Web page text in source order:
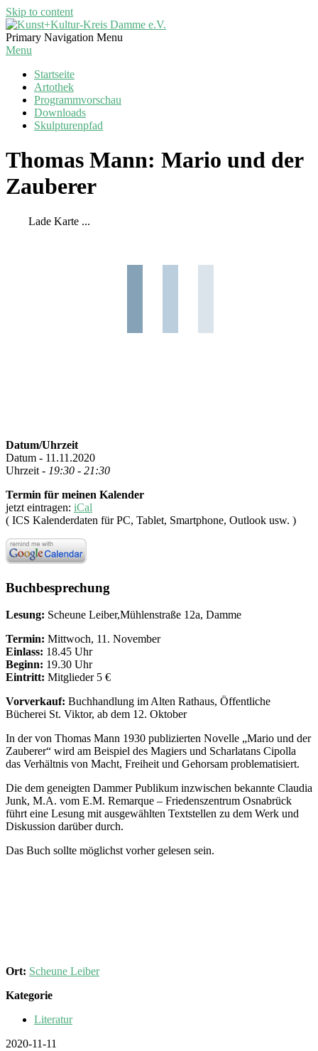
Skip to content
Kunst+Kultur-
Kreis
Primary Navigation Menu
Menu
Startseite
Artothek
Programmvorschau
Downloads
Skulpturenpfad
Thomas Mann: Mario und der
Zauberer
Lade Karte ...
Datum/Uhrzeit
Datum - 11.11.2020
Uhrzeit - 19:30 - 21:30
Termin für meinen Kalender
jetzt eintragen: iCal
( ICS Kalenderdaten für PC, Tablet, Smartphone, Outlook usw. )
Buchbesprechung
Lesung: Scheune Leiber,Mühlenstraße 12a, Damme
Termin: Mittwoch, 11. November
Einlass: 18.45 Uhr
Beginn: 19.30 Uhr
Eintritt: Mitglieder 5 €
Vorverkauf: Buchhandlung im Alten Rathaus, Öffentliche
Bücherei St. Viktor, ab dem 12. Oktober
In der von Thomas Mann 1930 publizierten Novelle „Mario und der
Zauberer“ wird am Beispiel des Magiers und Scharlatans Cipolla
das Verhältnis von Macht, Freiheit und Gehorsam problematisiert.
Die dem geneigten Dammer Publikum inzwischen bekannte Claudia
Junk, M.A. vom E.M. Remarque – Friedenszentrum Osnabrück
führt eine Lesung mit ausgewählten Textstellen zu dem Werk und
Diskussion darüber durch.
Das Buch sollte möglichst vorher gelesen sein.
Ort: Scheune Leiber
Kategorie
Literatur
2020-11-11